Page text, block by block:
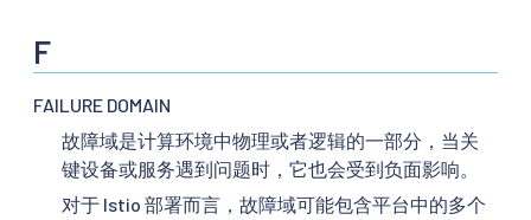
F
FAILURE DOMAIN
故障域是计算环境中物理或者逻辑的一部分，当关
键设备或服务遇到问题时，它也会受到负面影响。
对于 Istio 部署而言，故障域可能包含平台中的多个